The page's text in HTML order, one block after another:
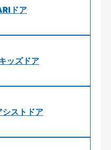
ドア
ッズドア
ストドア